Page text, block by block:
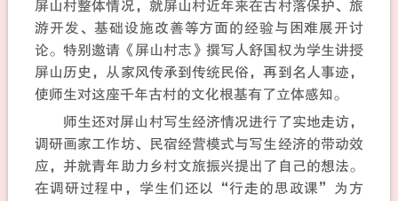
屏山村整体情况，就屏山村近年来在古村落保护、旅
游开发、基础设施改善等方面的经验与困难展开讨
论。特别邀请《屏山村志》撰写人舒国权为学生讲授
屏山历史，从家风传承到传统民俗，再到名人事迹，
使师生对这座千年古村的文化根基有了立体感知。
师生还对屏山村写生经济情况进行了实地走访，
调研画家工作坊、民宿经营模式与写生经济的带动效
应，并就青年助力乡村文旅振兴提出了自己的想法。
在调研过程中，学生们还以“行走的思政课”为方